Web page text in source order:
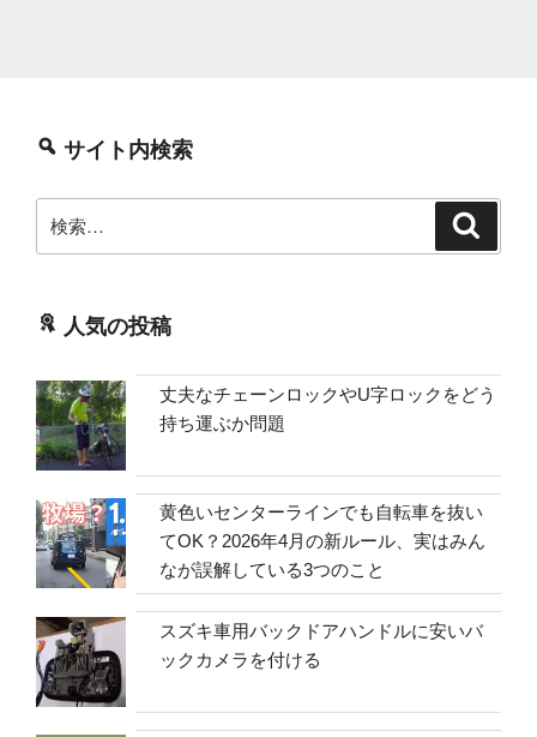
サイト内検索
索:
人気の投稿
丈夫なチェーンロックやU字ロックをどう
持ち運ぶか問題
黄色いセンターラインでも自転車を抜い
てOK？2026年4月の新ルール、実はみん
なが誤解している3つのこと
スズキ車用バックドアハンドルに安いバ
ックカメラを付ける